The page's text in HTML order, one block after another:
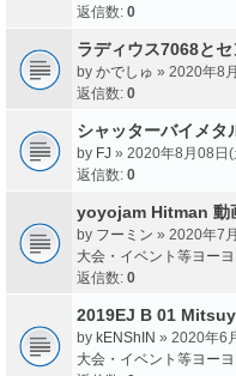
返信数: 0
ラディウス7068と
by かでしゅ » 2020年8
返信数: 0
シャッターバイメタ
by FJ » 2020年8月08日
返信数: 0
yoyojam Hitman 動
by フーミン » 2020年7
大会・イベント等ヨー
返信数: 0
2019EJ B 01
by kENShIN » 2020年6
大会・イベント等ヨー